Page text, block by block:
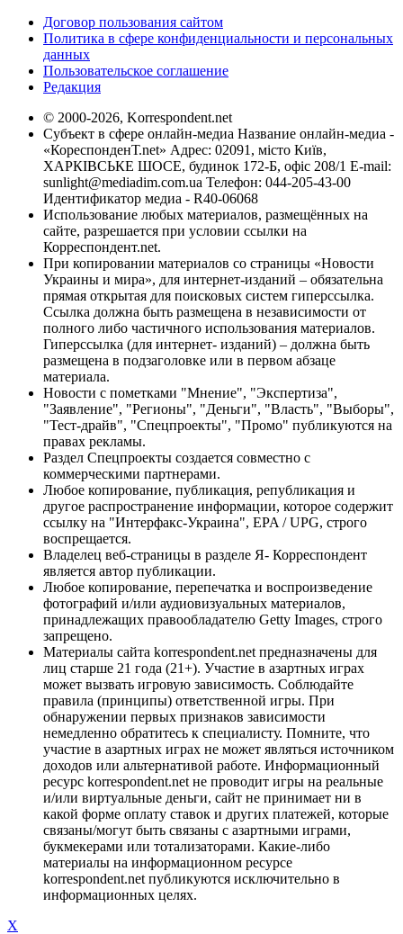
Договор пользования сайтом
Политика в сфере конфиденциальности и персональных
данных
Пользовательское соглашение
Редакция
© 2000-2026, Korrespondent.net
Субъект в сфере онлайн-медиа Название онлайн-медиа -
«КореспонденТ.net» Адрес: 02091, місто Київ,
ХАРКІВСЬКЕ ШОСЕ, будинок 172-Б, офіс 208/1 E-mail:
sunlight@mediadim.com.ua Телефон: 044-205-43-00
Идентификатор медиа - R40-06068
Использование любых материалов, размещённых на
сайте, разрешается при условии ссылки на
Корреспондент.net.
При копировании материалов со страницы «Новости
Украины и мира», для интернет-изданий – обязательна
прямая открытая для поисковых систем гиперссылка.
Ссылка должна быть размещена в независимости от
полного либо частичного использования материалов.
Гиперссылка (для интернет- изданий) – должна быть
размещена в подзаголовке или в первом абзаце
материала.
Новости с пометками "Мнение", "Экспертиза",
"Заявление", "Регионы", "Деньги", "Власть", "Выборы",
"Тест-драйв", "Спецпроекты", "Промо" публикуются на
правах рекламы.
Раздел Спецпроекты создается совместно с
коммерческими партнерами.
Любое копирование, публикация, републикация и
другое распространение информации, которое содержит
ссылку на "Интерфакс-Украина", EPA / UPG, строго
воспрещается.
Владелец веб-страницы в разделе Я- Корреспондент
является автор публикации.
Любое копирование, перепечатка и воспроизведение
фотографий и/или аудиовизуальных материалов,
принадлежащих правообладателю Getty Images, строго
запрещено.
Материалы сайта korrespondent.net предназначены для
лиц старше 21 года (21+). Участие в азартных играх
может вызвать игровую зависимость. Соблюдайте
правила (принципы) ответственной игры. При
обнаружении первых признаков зависимости
немедленно обратитесь к специалисту. Помните, что
участие в азартных играх не может являться источником
доходов или альтернативой работе. Информационный
ресурс korrespondent.net не проводит игры на реальные
и/или виртуальные деньги, сайт не принимает ни в
какой форме оплату ставок и других платежей, которые
связаны/могут быть связаны с азартными играми,
букмекерами или тотализаторами. Какие-либо
материалы на информационном ресурсе
korrespondent.net публикуются исключительно в
информационных целях.
X